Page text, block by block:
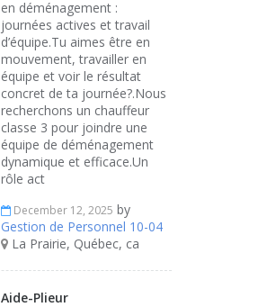
en déménagement :
journées actives et travail
d’équipe.Tu aimes être en
mouvement, travailler en
équipe et voir le résultat
concret de ta journée?.Nous
recherchons un chauffeur
classe 3 pour joindre une
équipe de déménagement
dynamique et efficace.Un
rôle act
December 12, 2025 by
Gestion de Personnel 10-04
La Prairie, Québec, ca
Aide-Plieur